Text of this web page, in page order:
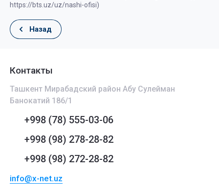
https://bts.uz/uz/nashi-ofisi)
Назад
Контакты
Ташкент Мирабадский район Абу Сулейман
Банокатий 186/1
+998 (78) 555-03-06
+998 (98) 278-28-82
+998 (98) 272-28-82
info@x-net.uz